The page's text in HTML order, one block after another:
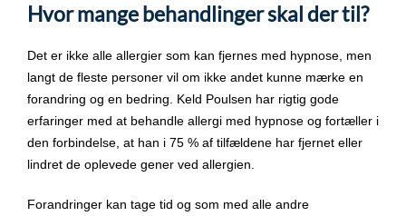
Hvor mange behandlinger skal der til?
Det er ikke alle allergier som kan fjernes med hypnose, men
langt de fleste personer vil om ikke andet kunne mærke en
forandring og en bedring. Keld Poulsen har rigtig gode
erfaringer med at behandle allergi med hypnose og fortæller i
den forbindelse, at han i 75 % af tilfældene har fjernet eller
lindret de oplevede gener ved allergien.
Forandringer kan tage tid og som med alle andre